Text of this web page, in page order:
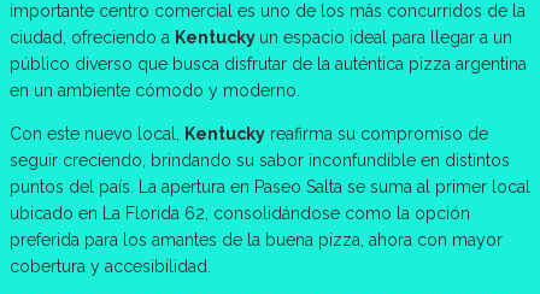
importante centro comercial es uno de los más concurridos de la
ciudad, ofreciendo a Kentucky un espacio ideal para llegar a un
público diverso que busca disfrutar de la auténtica pizza argentina
en un ambiente cómodo y moderno.
Con este nuevo local, Kentucky reafirma su compromiso de
seguir creciendo, brindando su sabor inconfundible en distintos
puntos del país. La apertura en Paseo Salta se suma al primer local
ubicado en La Florida 62, consolidándose como la opción
preferida para los amantes de la buena pizza, ahora con mayor
cobertura y accesibilidad.